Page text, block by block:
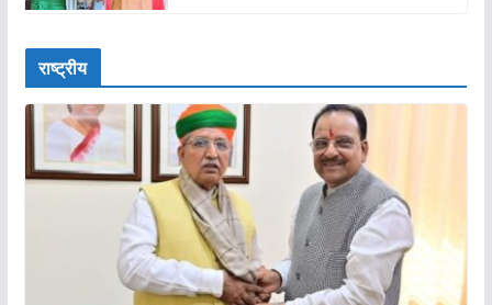
राष्ट्रीय